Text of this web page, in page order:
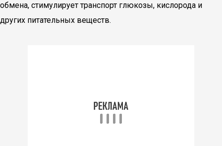
обмена, стимулирует транспорт глюкозы, кислорода и
других питательных веществ.